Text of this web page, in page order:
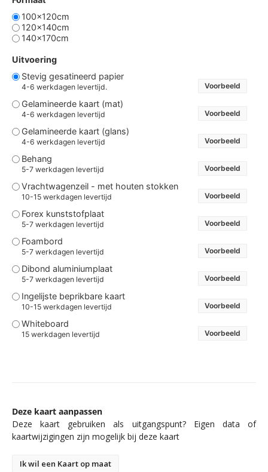
100x120cm
120x140cm
140x170cm
Uitvoering
Stevig gesatineerd papier
4-6 werkdagen levertijd. Voorbeeld
Gelamineerde kaart (mat)
4-6 werkdagen levertijd Voorbeeld
Gelamineerde kaart (glans)
4-6 werkdagen levertijd Voorbeeld
Behang
5-7 werkdagen levertijd Voorbeeld
Vrachtwagenzeil - met houten stokken
10-15 werkdagen levertijd Voorbeeld
Forex kunststofplaat
5-7 werkdagen levertijd Voorbeeld
Foambord
5-7 werkdagen levertijd Voorbeeld
Dibond aluminiumplaat
5-7 werkdagen levertijd Voorbeeld
Ingelijste beprikbare kaart
10-15 werkdagen levertijd Voorbeeld
Whiteboard
15 werkdagen levertijd Voorbeeld
Deze kaart aanpassen
Deze kaart gebruiken als uitgangspunt? Eigen data of
kaartwijzigingen zijn mogelijk bij deze kaart
Ik wil een Kaart op maat